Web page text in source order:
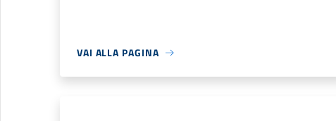
VAI ALLA PAGINA